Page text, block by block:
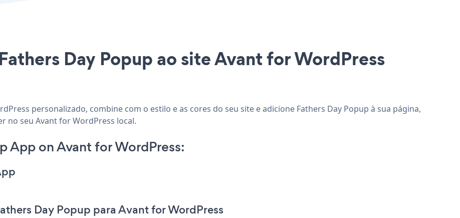
Day Popup ao site Avant for WordPress
personalizado, combine com o estilo e as cores do seu site e adicione Fathers Day Popup à sua página,
no seu Avant for WordPress local.
App on Avant for WordPress:
Day Popup para Avant for WordPress